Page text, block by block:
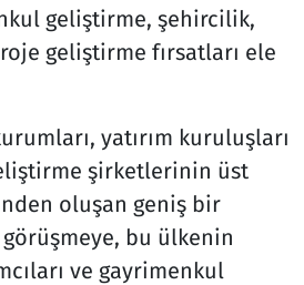
geliştirme, şehircilik,
geliştirme fırsatları ele
yatırım kuruluşları
şirketlerinin üst
oluşan geniş bir
görüşmeye, bu ülkenin
ve gayrimenkul